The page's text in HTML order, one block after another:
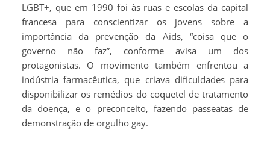
LGBT+, que em 1990 foi às ruas e escolas da capital
francesa para conscientizar os jovens sobre a
importância da prevenção da Aids, “coisa que o
governo não faz”, conforme avisa um dos
protagonistas. O movimento também enfrentou a
indústria farmacêutica, que criava dificuldades para
disponibilizar os remédios do coquetel de tratamento
da doença, e o preconceito, fazendo passeatas de
demonstração de orgulho gay.